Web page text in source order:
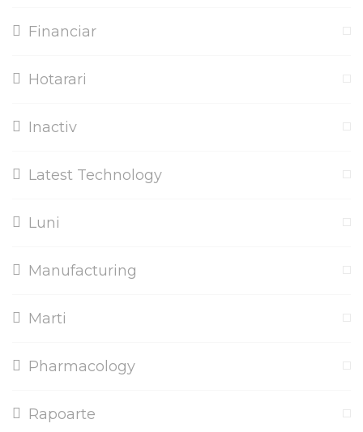
Financiar
Hotarari
Inactiv
Latest Technology
Luni
Manufacturing
Marti
Pharmacology
Rapoarte